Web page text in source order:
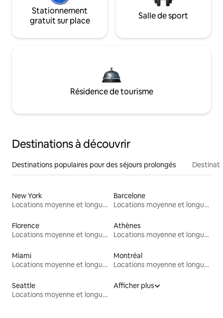
Stationnement
gratuit sur place
Salle de sport
Résidence de tourisme
Destinations à découvrir
Destinations populaires pour des séjours prolongés
New York
Locations moyenne et longue durée
Barcelone
Locations moyenne et longue durée
Florence
Locations moyenne et longue durée
Athènes
Locations moyenne et longue durée
Miami
Locations moyenne et longue durée
Montréal
Locations moyenne et longue durée
Seattle
Locations moyenne et longue durée
Afficher plus